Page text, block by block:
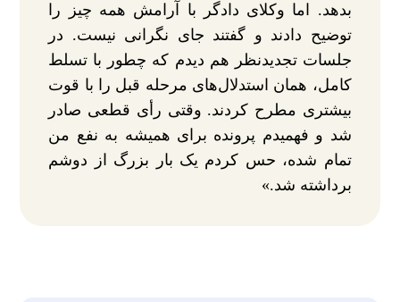
بدهد. اما وکلای دادگر با آرامش همه چیز را
توضیح دادند و گفتند جای نگرانی نیست. در
جلسات تجدیدنظر هم دیدم که چطور با تسلط
کامل، همان استدلال‌های مرحله قبل را با قوت
بیشتری مطرح کردند. وقتی رأی قطعی صادر
شد و فهمیدم پرونده برای همیشه به نفع من
تمام شده، حس کردم یک بار بزرگ از دوشم
برداشته شد.»